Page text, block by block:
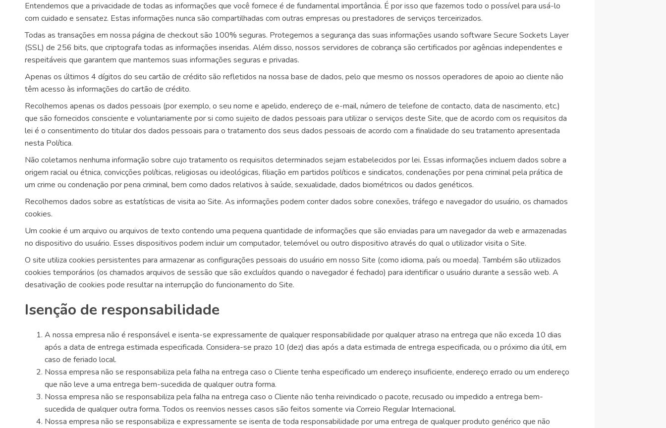
Entendemos que a privacidade de todas as informações que você fornece é de fundamental importância. É por isso que fazemos todo o possível para usá-lo
com cuidado e sensatez. Estas informações nunca são compartilhadas com outras empresas ou prestadores de serviços terceirizados.
Todas as transações em nossa página de checkout são 100% seguras. Protegemos a segurança das suas informações usando software Secure Sockets Layer
(SSL) de 256 bits, que criptografa todas as informações inseridas. Além disso, nossos servidores de cobrança são certificados por agências independentes e
respeitáveis ​​que garantem que mantemos suas informações seguras e privadas.
Apenas os últimos 4 dígitos do seu cartão de crédito são refletidos na nossa base de dados, pelo que mesmo os nossos operadores de apoio ao cliente não
têm acesso às informações do cartão de crédito.
Recolhemos apenas os dados pessoais (por exemplo, o seu nome e apelido, endereço de e-mail, número de telefone de contacto, data de nascimento, etc.)
que são fornecidos consciente e voluntariamente por si como sujeito de dados pessoais para utilizar o serviços deste Site, que de acordo com os requisitos da
lei é o consentimento do titular dos dados pessoais para o tratamento dos seus dados pessoais de acordo com a finalidade do seu tratamento apresentada
nesta Política.
Não coletamos nenhuma informação sobre cujo tratamento os requisitos determinados sejam estabelecidos por lei. Essas informações incluem dados sobre a
origem racial ou étnica, convicções políticas, religiosas ou ideológicas, filiação em partidos políticos e sindicatos, condenações por pena criminal pela prática de
um crime ou condenação por pena criminal, bem como dados relativos à saúde, sexualidade, dados biométricos ou dados genéticos.
Recolhemos dados sobre as estatísticas de visita ao Site. As informações podem conter dados sobre conexões, tráfego e navegador do usuário, os chamados
cookies.
Um cookie é um arquivo ou arquivos de texto contendo uma pequena quantidade de informações que são enviadas para um navegador da web e armazenadas
no dispositivo do usuário. Esses dispositivos podem incluir um computador, telemóvel ou outro dispositivo através do qual o utilizador visita o Site.
O site utiliza cookies persistentes para armazenar as configurações pessoais do usuário em nosso Site (como idioma, país ou moeda). Também são utilizados
cookies temporários (os chamados arquivos de sessão que são excluídos quando o navegador é fechado) para identificar o usuário durante a sessão web. A
desativação de cookies pode resultar na interrupção do funcionamento do Site.
Isenção de responsabilidade
A nossa empresa não é responsável e isenta-se expressamente de qualquer responsabilidade por qualquer atraso na entrega que não exceda 10 dias
após a data de entrega estimada especificada. Considera-se prazo 10 (dez) dias após a data estimada de entrega especificada, ou o próximo dia útil, em
caso de feriado local.
Nossa empresa não se responsabiliza pela falha na entrega caso o Cliente tenha especificado um endereço insuficiente, endereço errado ou um endereço
que não leve a uma entrega bem-sucedida de qualquer outra forma.
Nossa empresa não se responsabiliza pela falha na entrega caso o Cliente não tenha reivindicado o pacote, recusado ou impedido a entrega bem-
sucedida de qualquer outra forma. Todos os reenvios nesses casos são feitos somente via Correio Regular Internacional.
Nossa empresa não se responsabiliza e expressamente se isenta de toda responsabilidade por uma entrega de qualquer produto genérico que não